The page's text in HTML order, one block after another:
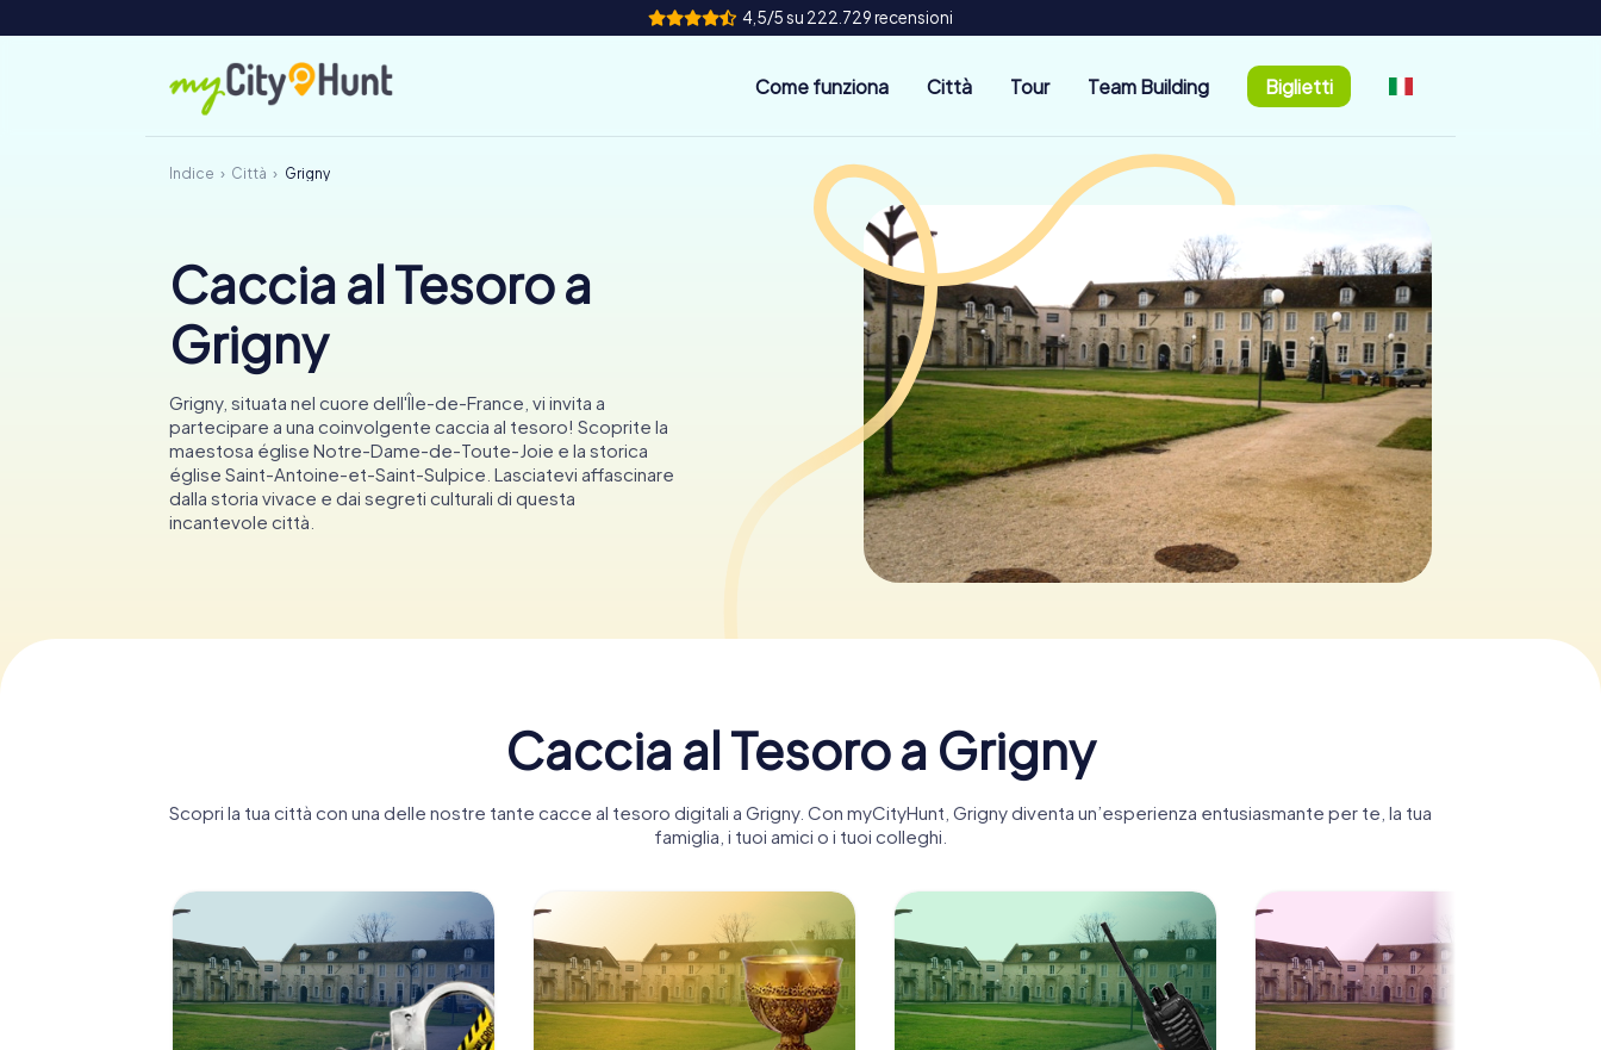
4,5/5 su 222.729 recensioni
Come funziona Città Tour Team Building Biglietti
Indice Città Grigny
Caccia al Tesoro a
Grigny
Grigny, situata nel cuore dell'Île-de-France, vi invita a
partecipare a una coinvolgente caccia al tesoro! Scoprite la
maestosa église Notre-Dame-de-Toute-Joie e la storica
église Saint-Antoine-et-Saint-Sulpice. Lasciatevi affascinare
dalla storia vivace e dai segreti culturali di questa
incantevole città.
Caccia al Tesoro a Grigny
Scopri la tua città con una delle nostre tante cacce al tesoro digitali a Grigny. Con myCityHunt, Grigny diventa un’esperienza entusiasmante per te, la tua
famiglia, i tuoi amici o i tuoi colleghi.